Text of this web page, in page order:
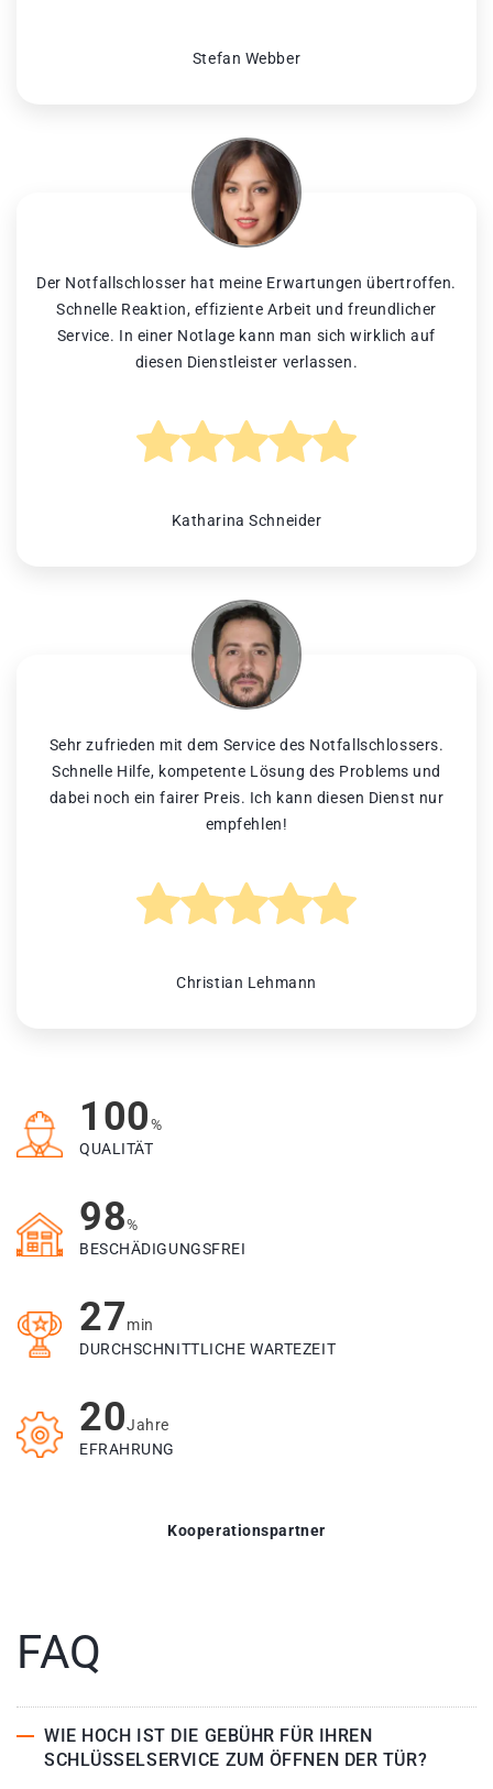
Stefan Webber
Der Notfallschlosser hat meine Erwartungen übertroffen.
Schnelle Reaktion, effiziente Arbeit und freundlicher
Service. In einer Notlage kann man sich wirklich auf
diesen Dienstleister verlassen.
Katharina Schneider
Sehr zufrieden mit dem Service des Notfallschlossers.
Schnelle Hilfe, kompetente Lösung des Problems und
dabei noch ein fairer Preis. Ich kann diesen Dienst nur
empfehlen!
Christian Lehmann
100%
QUALITÄT
98%
BESCHÄDIGUNGSFREI
27min
DURCHSCHNITTLICHE WARTEZEIT
20Jahre
EFRAHRUNG
Kooperationspartner
FAQ
WIE HOCH IST DIE GEBÜHR FÜR IHREN
SCHLÜSSELSERVICE ZUM ÖFFNEN DER TÜR?